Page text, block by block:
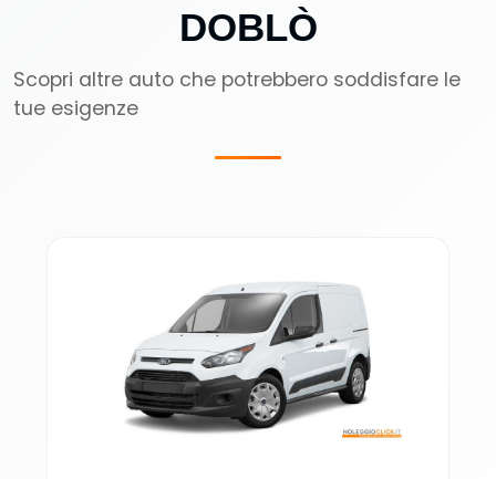
DOBLÒ
Scopri altre auto che potrebbero soddisfare le
tue esigenze